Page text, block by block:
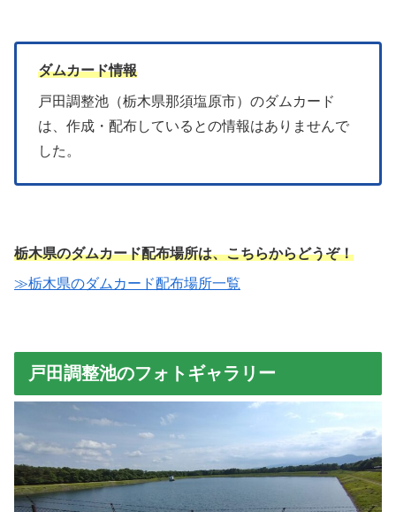
ダムカード情報
戸田調整池（栃木県那須塩原市）のダムカード
は、作成・配布しているとの情報はありませんで
した。
栃木県のダムカード配布場所は、こちらからどうぞ！
≫栃木県のダムカード配布場所一覧
戸田調整池のフォトギャラリー